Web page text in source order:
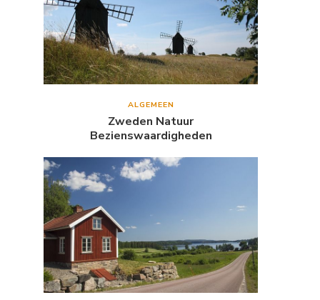
ALGEMEEN
Zweden Natuur
Bezienswaardigheden